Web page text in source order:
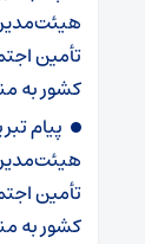
تأمین
کشور به
پیام
تأمین
کشور به